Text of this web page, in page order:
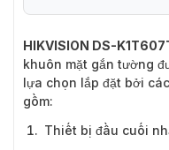
FAQs về sản phẩm
HIKVISION DS-
khuôn mặt gắn tường
lựa chọn lắp đặt bởi
gồm:
Thiết bị đầu cuối